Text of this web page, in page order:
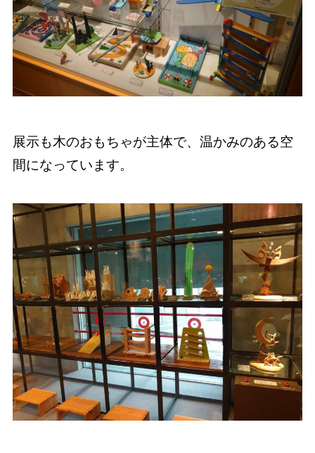
展示も木のおもちゃが主体で、温かみのある空
間になっています。